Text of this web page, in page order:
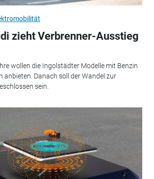
zieht Verbrenner-Ausstieg
wollen die Ingolstädter Modelle mit Benzin
anbieten. Danach soll der Wandel zur
sein.